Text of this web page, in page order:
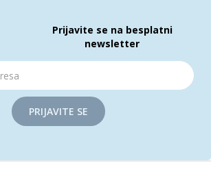
Prijavite se na besplatni
newsletter
PRIJAVITE SE